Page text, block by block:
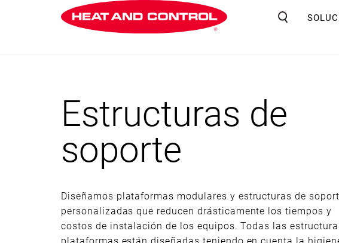
Estructuras de
soporte
Diseñamos plataformas modulares y estructuras de
personalizadas que reducen drásticamente los tiempos y
costos de instalación de los equipos. Todas las